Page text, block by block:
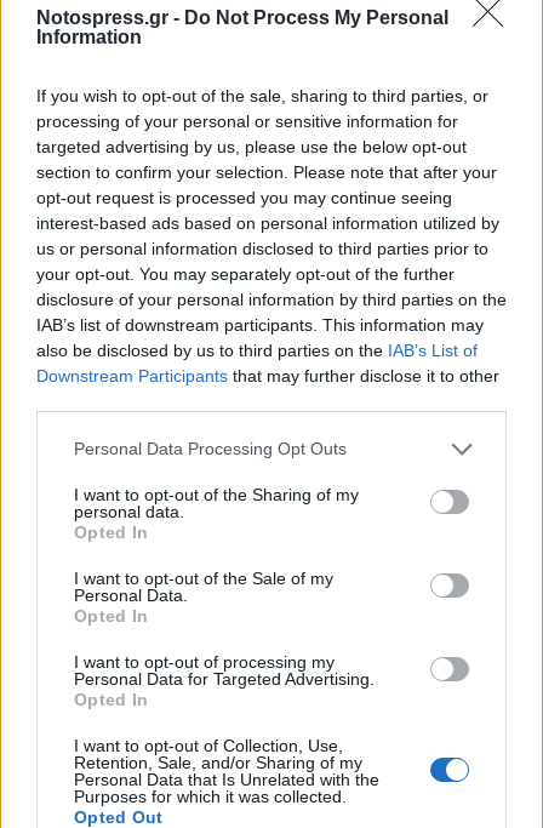
Notospress.gr - Do Not Process My Personal
Information
If you wish to opt-out of the sale, sharing to third parties, or
processing of your personal or sensitive information for
targeted advertising by us, please use the below opt-out
section to confirm your selection. Please note that after your
opt-out request is processed you may continue seeing
interest-based ads based on personal information utilized by
us or personal information disclosed to third parties prior to
your opt-out. You may separately opt-out of the further
disclosure of your personal information by third parties on the
IAB’s list of downstream participants. This information may
also be disclosed by us to third parties on the IAB’s List of
Downstream Participants that may further disclose it to other
Personal Data Processing Opt Outs
I want to opt-out of the Sharing of my
personal data.
Opted In
I want to opt-out of the Sale of my
Personal Data.
Opted In
I want to opt-out of processing my
Personal Data for Targeted Advertising.
Opted In
I want to opt-out of Collection, Use,
Retention, Sale, and/or Sharing of my
Personal Data that Is Unrelated with the
Purposes for which it was collected.
Opted Out
Όλα τα παραπάνω απαιτούν να κρατήσεις την
ψυχραιμία σου και να μην πανικοβληθείς. Δεν
σου λέμε πως είναι το πιο εύκολο πράγμα στο
κόσμο. Πολύ λίγοι σκύλοι θα πραγματοποιήσουν
τελικά επίθεση, όταν σιγουρευτούν πως δεν
είσαι απειλή, θα σε αφήσουν ήσυχο.
Αυτό που πρέπει να κάνεις μόλις γυρίσεις σπίτι
είναι να αναφέρεις το συμβάν στην δημοτική
αρχή ή σε κάποια φιλοζωική οργάνωση της
περιοχή σου.
ΕΠΙΘΕΣΗ
ΝΤΕΛΙΒΕΡΑΣ